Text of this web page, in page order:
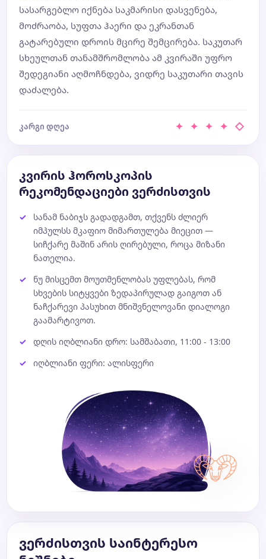
სასარგებლო იქნება საკმარისი დასვენება,
მოძრაობა, სუფთა ჰაერი და ეკრანთან
გატარებული დროის მცირე შემცირება. საკუთარ
სხეულთან თანამშრომლობა ამ კვირაში უფრო
შედეგიანი აღმოჩნდება, ვიდრე საკუთარი თავის
დაძალება.
კარგი დღეა ✦ ✦ ✦ ✦ ◇
კვირის ჰოროსკოპის
რეკომენდაციები ვერძისთვის
სანამ ნაბიჯს გადადგამთ, თქვენს ძლიერ
იმპულსს მკაფიო მიმართულება მიეცით —
სიჩქარე მაშინ არის ღირებული, როცა მიზანი
ნათელია.
ნუ მისცემთ მოუთმენლობას უფლებას, რომ
სხვების სიტყვები ზედაპირულად გაიგოთ ან
ნაჩქარევი პასუხით მნიშვნელოვანი დიალოგი
გაამარტივოთ.
დღის იღბლიანი დრო: სამშაბათი, 11:00 - 13:00
იღბლიანი ფერი: ალისფერი
ვერძისთვის საინტერესო